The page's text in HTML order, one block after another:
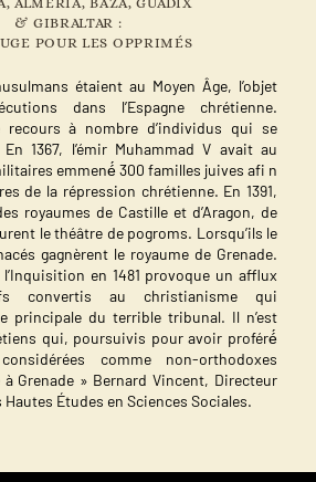
& GIBRALTAR :
POUR LES OPPRIMÉS
étaient au Moyen Âge, l’objet
dans l’Espagne chrétienne.
recours à nombre d’individus qui se
1367, l’émir Muhammad V avait au
emmené́ 300 familles juives afi n
de la répression chrétienne. En 1391,
royaumes de Castille et d’Aragon, de
le théâtre de pogroms. Lorsqu’ils le
gagnèrent le royaume de Grenade.
en 1481 provoque un afflux
convertis au christianisme qui
principale du terrible tribunal. Il n’est
qui, poursuivis pour avoir proféré́
comme non-orthodoxes
Vincent, Directeur
Hautes Études en Sciences Sociales.